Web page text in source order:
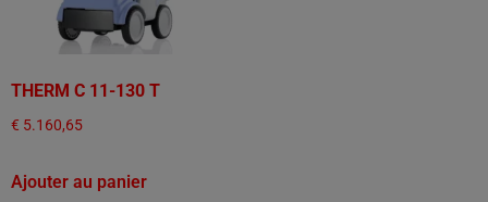
THERM C 11-130 T
€ 5.160,65
Ajouter au panier